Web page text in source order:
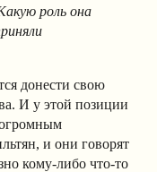
роль она
донести свою
И у этой позиции
огромным
и они говорят
кому-либо что-то